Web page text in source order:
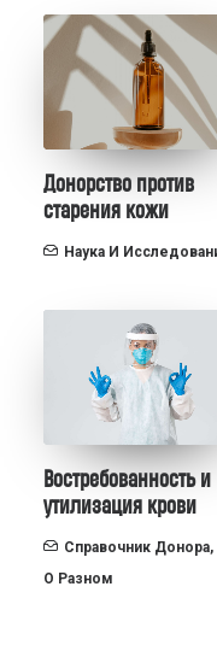
Донорство против
старения кожи
Наука И
Востребованность и
утилизация крови
Справочник Донора,
О Разном